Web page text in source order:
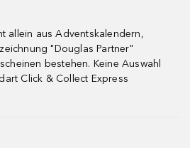
allein aus Adventskalendern,
"Douglas Partner"
bestehen. Keine Auswahl
Click & Collect Express